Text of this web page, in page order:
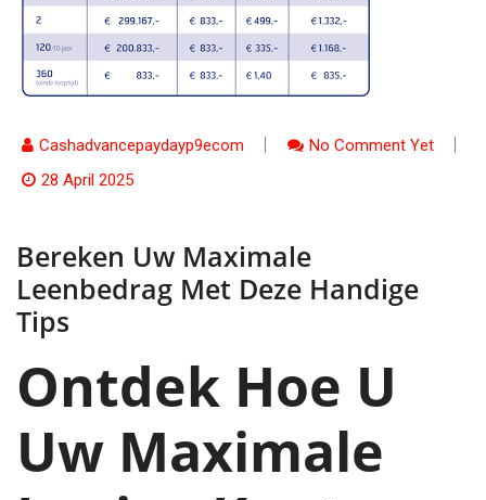
Cashadvancepaydayp9ecom
No Comment Yet
28 April 2025
Bereken Uw Maximale
Leenbedrag Met Deze Handige
Tips
Ontdek Hoe U
Uw Maximale